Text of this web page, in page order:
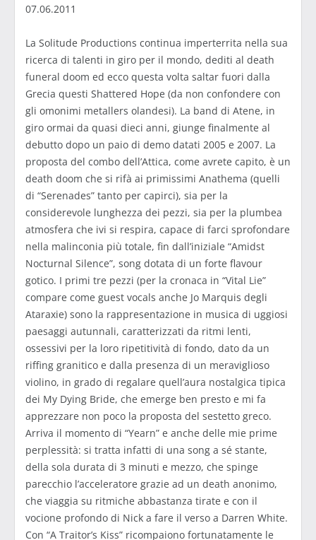
07.06.2011
La Solitude Productions continua imperterrita nella sua
ricerca di talenti in giro per il mondo, dediti al death
funeral doom ed ecco questa volta saltar fuori dalla
Grecia questi Shattered Hope (da non confondere con
gli omonimi metallers olandesi). La band di Atene, in
giro ormai da quasi dieci anni, giunge finalmente al
debutto dopo un paio di demo datati 2005 e 2007. La
proposta del combo dell’Attica, come avrete capito, è un
death doom che si rifà ai primissimi Anathema (quelli
di “Serenades” tanto per capirci), sia per la
considerevole lunghezza dei pezzi, sia per la plumbea
atmosfera che ivi si respira, capace di farci sprofondare
nella malinconia più totale, fin dall’iniziale “Amidst
Nocturnal Silence”, song dotata di un forte flavour
gotico. I primi tre pezzi (per la cronaca in “Vital Lie”
compare come guest vocals anche Jo Marquis degli
Ataraxie) sono la rappresentazione in musica di uggiosi
paesaggi autunnali, caratterizzati da ritmi lenti,
ossessivi per la loro ripetitività di fondo, dato da un
riffing granitico e dalla presenza di un meraviglioso
violino, in grado di regalare quell’aura nostalgica tipica
dei My Dying Bride, che emerge ben presto e mi fa
apprezzare non poco la proposta del sestetto greco.
Arriva il momento di “Yearn” e anche delle mie prime
perplessità: si tratta infatti di una song a sé stante,
della sola durata di 3 minuti e mezzo, che spinge
parecchio l’acceleratore grazie ad un death anonimo,
che viaggia su ritmiche abbastanza tirate e con il
vocione profondo di Nick a fare il verso a Darren White.
Con “A Traitor’s Kiss” ricompaiono fortunatamente le